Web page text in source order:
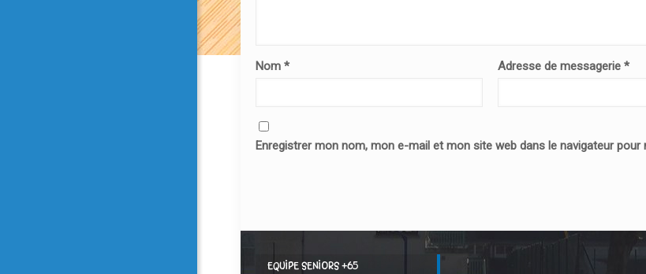
Nom * Adresse de messagerie *
Enregistrer mon nom, mon e-mail et mon site web dans le navigateur
EQUIPE SENIORS +65